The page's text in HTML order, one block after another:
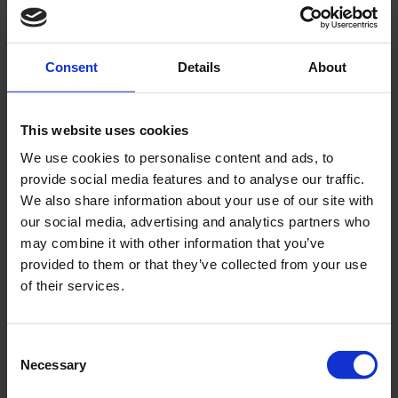
Consent Details About
This website uses cookies
We use cookies to personalise content and ads, to
provide social media features and to analyse our traffic.
We also share information about your use of our site with
our social media, advertising and analytics partners who
may combine it with other information that you’ve
provided to them or that they’ve collected from your use
of their services.
Necessary
ANDRA KÖPTE ÄVEN
Ekersats 185x2.9mm Puch
FD030-03-63-401
Fälgband 16-17"